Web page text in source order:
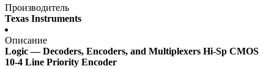
Производитель
Texas Instruments
Описание
Logic — Decoders, Encoders, and Multiplexers Hi-Sp CMOS
10-4 Line Priority Encoder